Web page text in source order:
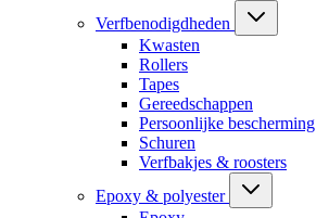
Verfbenodigdheden
Kwasten
Rollers
Tapes
Gereedschappen
Persoonlijke bescherming
Schuren
Verfbakjes & roosters
Epoxy & polyester